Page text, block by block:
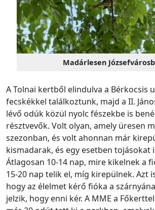
Madárlesen
A Tolnai kertből elindulva a Bérkocsis
fecskékkel találkoztunk, majd a II.
lévő odúk közül nyolc fészekbe is
résztvevők. Volt olyan, amely üresen
szezonban, és volt ahonnan már
kismadarak, és egy esetben tojásokat
Átlagosan 10-14 nap, mire kikelnek a
15-20 nap telik el, míg kirepülnek. Azt
hogy az élelmet kérő fióka a
jelzik, hogy enni kér. A MME a